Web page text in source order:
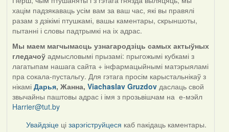
хацім падзякаваць усім вам за ваш час, які вы правялі
разам з дзікімі птушкамі, вашы каментары, скрыншоты,
пытанні і словы падтрымкі на іх адрас.
Мы маем магчымасць узнагародзіць самых актыўных
гледачоўадмысловымі прызамі: прыгожымі кубкамі з
лагатыпам нашага сайта + інфармацыйнымі матэрыяламі
пра сокала-пустальгу. Для гэтага просім карыстальнікаў з
нікамі Дарья, Жанна, Viachaslav Gruzdovдаслаць свой
звычайны паштовы адрас і імя з прозьвішчам на е-мэйл
Harrier@tut.by
Увайдзіце цізарэгіструйцеся каб пакідаць каментары.